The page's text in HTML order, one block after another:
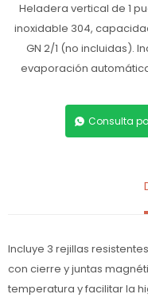
Heladera vertical de 1
inoxidable 304,
GN 2/1 (no incluidas).
evaporación
Consulta
Incluye 3 rejillas
con cierre y juntas
temperatura y facilitar la